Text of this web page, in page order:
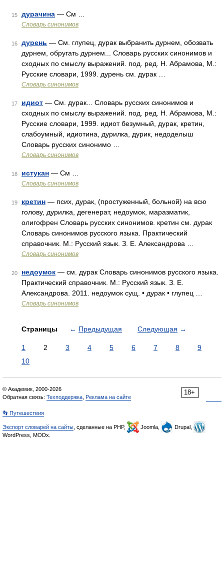
15 дурачина — См …
Словарь синонимов
16 дурень — См. глупец, дурак выбранить дурнем, обозвать
дурнем, обругать дурнем... Словарь русских синонимов и
сходных по смыслу выражений. под. ред. Н. Абрамова, М.:
Русские словари, 1999. дурень см. дурак …
Словарь синонимов
17 идиот — См. дурак... Словарь русских синонимов и
сходных по смыслу выражений. под. ред. Н. Абрамова, М.:
Русские словари, 1999. идиот безумный, дурак, кретин,
слабоумный, идиотина, дурилка, дурик, недоделыш
Словарь русских синонимо …
Словарь синонимов
18 истукан — См …
Словарь синонимов
19 кретин — псих, дурак, (простуженный, больной) на всю
голову, дурилка, дегенерат, недоумок, маразматик,
олигофрен Словарь русских синонимов. кретин см. дурак
Словарь синонимов русского языка. Практический
справочник. М.: Русский язык. З. Е. Александрова …
Словарь синонимов
20 недоумок — см. дурак Словарь синонимов русского языка.
Практический справочник. М.: Русский язык. З. Е.
Александрова. 2011. недоумок сущ. • дурак • глупец …
Словарь синонимов
Страницы ← Предыдущая Следующая →
1 2 3 4 5 6 7 8
9
10
18+
© Академик, 2000-2026
Обратная связь: Техподдержка Реклама на сайте
👣 Путешествия
Экспорт словарей на сайты , сделанные на PHP, Joomla,
Drupal,
WordPress, MODx.